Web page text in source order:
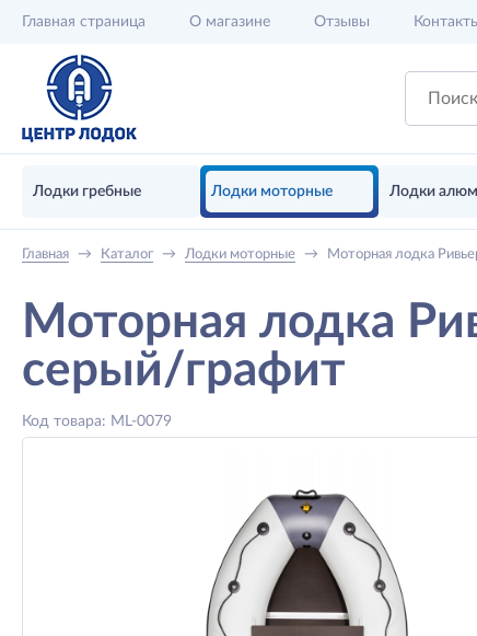
Главная страница О магазине Отзывы
Лодки гребные Лодки моторные Лодки
Главная → Каталог → Лодки моторные → Моторная лодка
Моторная лодка
серый/графит
Код товара: ML-0079